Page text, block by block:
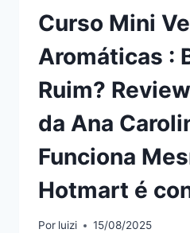
Curso Mini
Aromáticas :
Ruim?
da Ana
Funciona
Hotmart é
Por luizi 15/08/2025